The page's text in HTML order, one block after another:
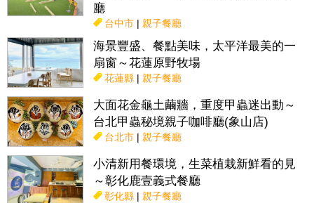
廳
台中市| 親子餐廳
海景豐盛、餐點美味，太平洋最美的一
扇窗～花蓮原野牧場
花蓮縣| 親子餐廳
大面花金龜土繭牆，重度甲蟲迷出動～
台北甲蟲秘境親子咖啡廳(象山店)
台北市| 親子餐廳
小清新用餐環境，生菜植栽新鮮看的見
～彰化鹿壹義式餐廳
彰化縣| 親子餐廳